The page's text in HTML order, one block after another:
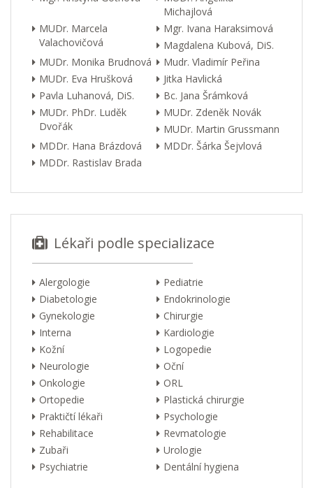
Michajlová
MUDr. Marcela
Valachovičová
Mgr. Ivana Haraksimová
Magdalena Kubová, DiS.
MUDr. Monika Brudnová
Mudr. Vladimír Peřina
MUDr. Eva Hrušková
Jitka Havlická
Pavla Luhanová, DiS.
Bc. Jana Šrámková
MUDr. PhDr. Luděk
Dvořák
MUDr. Zdeněk Novák
MUDr. Martin Grussmann
MDDr. Hana Brázdová
MDDr. Šárka Šejvlová
MDDr. Rastislav Brada
Lékaři podle specializace
Alergologie
Pediatrie
Diabetologie
Endokrinologie
Gynekologie
Chirurgie
Interna
Kardiologie
Kožní
Logopedie
Neurologie
Oční
Onkologie
ORL
Ortopedie
Plastická chirurgie
Praktičtí lékaři
Psychologie
Rehabilitace
Revmatologie
Zubaři
Urologie
Psychiatrie
Dentální hygiena